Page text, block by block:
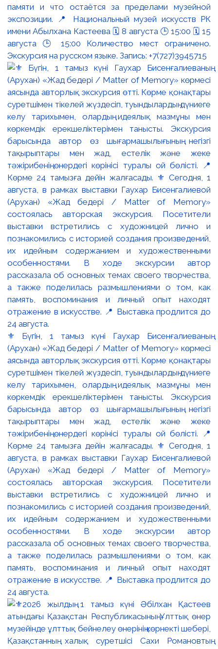
памяти и что остаётся за пределами музейной
экспозиции. 📍 Национальный музей искусств РК
имени Абылхана Кастеева 🗓 8 августа 🕒 15:00 🗓 15
августа 🕒 15:00 Количество мест ограничено.
Экскурсия на русском языке. Запись: +7(727)3945715
⚜️ Бүгін, 1 тамыз күні Гаухар Бисенғалиеваның
(Арухан) «Жад бедері / Matter of Memory» көрмесі
аясында авторлық экскурсия өтті. Көрме қонақтары
суретшімен тікелей жүздесіп, туындылардың дүниеге
келу тарихымен, олардың идеялық мазмұны мен
көркемдік ерекшеліктерімен танысты. Экскурсия
барысында автор өз шығармашылығының негізгі
тақырыптары мен жад, естелік және жеке
тәжірибенің өнердегі көрінісі туралы ой бөлісті. 📍
Көрме 24 тамызға дейін жалғасады. ⚜️ Сегодня, 1
августа, в рамках выставки Гаухар Бисенгалиевой
(Арухан) «Жад бедері / Matter of Memory»
состоялась авторская экскурсия. Посетители
выставки встретились с художницей лично и
познакомились с историей создания произведений,
их идейным содержанием и художественными
особенностями. В ходе экскурсии автор
рассказала об основных темах своего творчества,
а также поделилась размышлениями о том, как
память, воспоминания и личный опыт находят
отражение в искусстве. 📍 Выставка продлится до
24 августа.